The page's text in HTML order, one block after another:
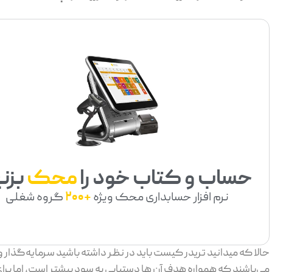
حساب و کتاب خود رامحک
نرم افزار حسابداری محک ویژه+200 گروه شغلی
حالا که میدانید تریدر کیست باید در نظر داشته باشید